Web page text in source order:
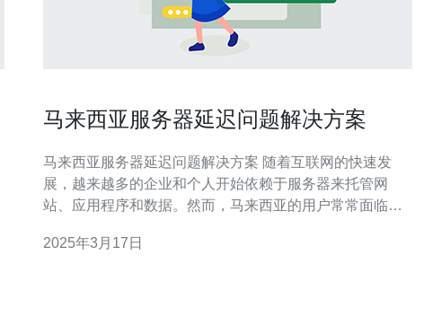
马来西亚服务器延迟问题解决方案
马来西亚服务器延迟问题解决方案 随着互联网的快速发
展，越来越多的企业和个人开始依赖于服务器来托管网
站、应用程序和数据。然而，马来西亚的用户常常面临服
2025年3月17日